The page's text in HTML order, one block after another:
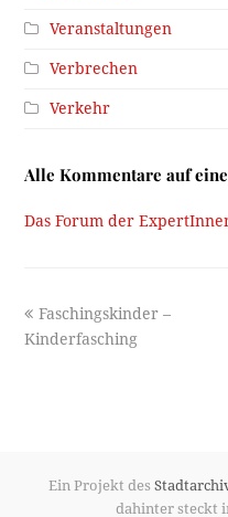
Veranstaltungen
Verbrechen
Verkehr
Alle Kommentare auf
Das Forum der
previous
post:
Faschingskinder –
Kinderfasching
Ein Projekt des
dahinter steckt